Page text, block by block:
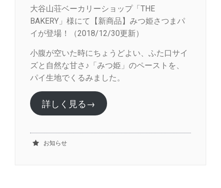
大谷山荘ベーカリーショップ「THE
BAKERY」様にて【新商品】みつ姫さつまパ
イが登場！（2018/12/30更新）
小腹が空いた時にちょうどよい、ふた口サイ
ズと自然な甘さ♪「みつ姫」のペーストを、
パイ生地でくるみました。
詳しく見る→
お知らせ